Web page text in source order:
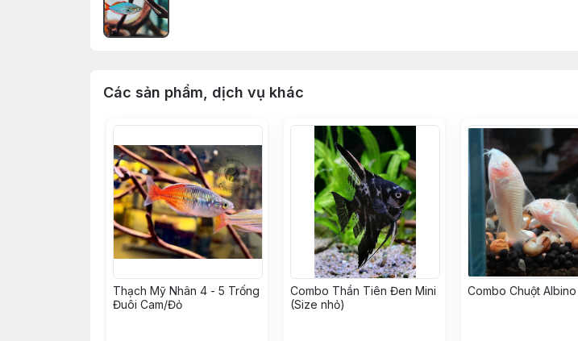
Các sản phẩm, dịch vụ khác
Thạch Mỹ Nhân 4 - 5 Trống
Đuôi Cam/Đỏ
Combo Thần Tiên Đen Mini
(Size nhỏ)
Combo Chuột Albino